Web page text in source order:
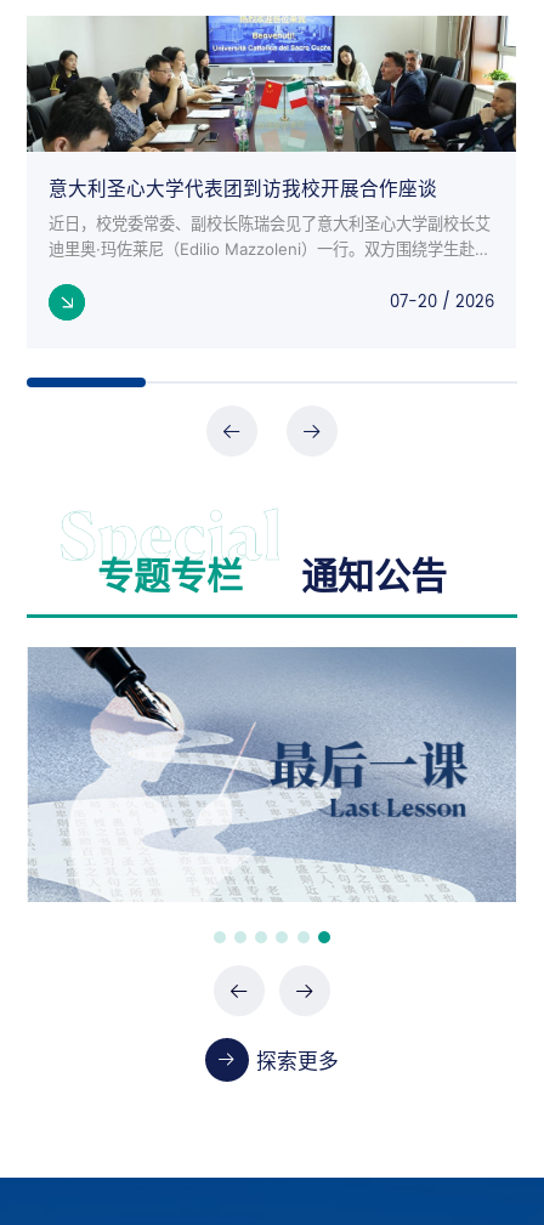
意大利圣心大学代表团到访我校开展合作座谈
近日，校党委常委、副校长陈瑞会见了意大利圣心大学副校长艾
迪里奥·玛佐莱尼（Edilio Mazzoleni）一行。双方围绕学生赴意
利来...
07-20 / 2026
专题专栏 通知公告
探索更多
政府采购项目（0747-2660SCCZD088）中标结
果公告
07-24 / 2026
政府采购项目（XHTC-HW-2026-0487）中标结
果公告
政府采购项目（XHTC-HW-2026-0485）中标结
首都医科大学2023-2024学年本科教学质量报告